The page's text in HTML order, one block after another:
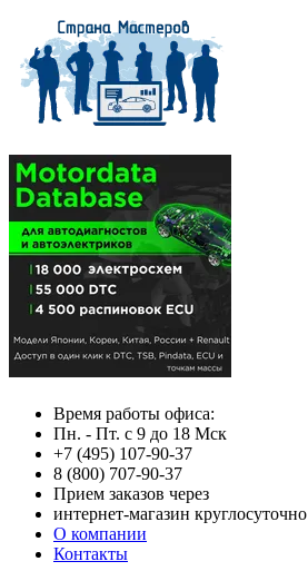
Время работы офиса:
Пн. - Пт. с 9 до 18 Мск
+7 (495) 107-90-37
8 (800) 707-90-37
Прием заказов через
интернет-магазин круглосуточно
О компании
Контакты